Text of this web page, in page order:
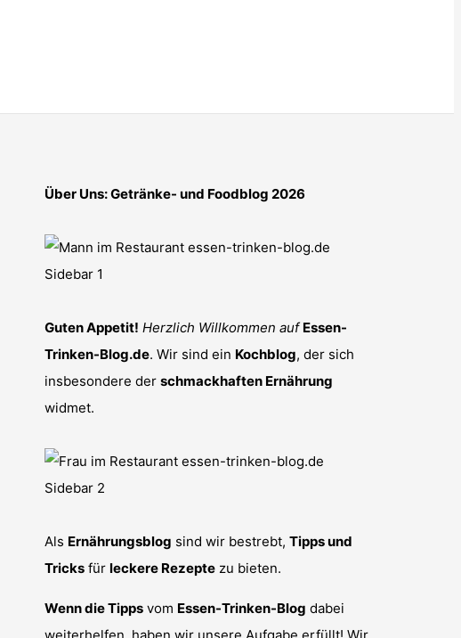
Über Uns: Getränke- und Foodblog 2026
Guten Appetit! Herzlich Willkommen auf Essen-
Trinken-Blog.de. Wir sind ein Kochblog, der sich
insbesondere der schmackhaften Ernährung
widmet.
Als Ernährungsblog sind wir bestrebt, Tipps und
Tricks für leckere Rezepte zu bieten.
Wenn die Tipps vom Essen-Trinken-Blog dabei